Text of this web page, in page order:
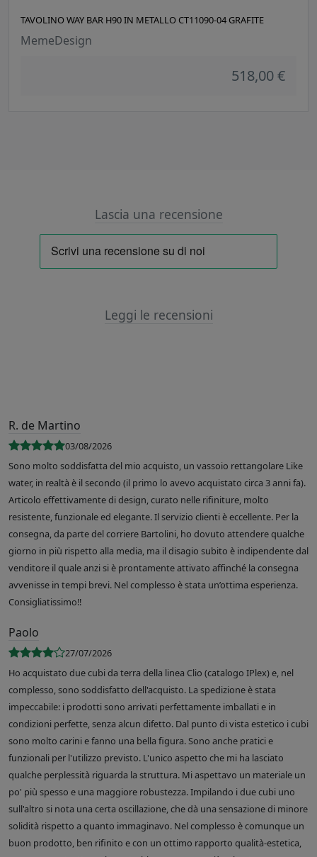
TAVOLINO WAY BAR H90 IN METALLO CT11090-04 GRAFITE
MemeDesign
518,00 €
Lascia una recensione
Leggi le recensioni
R. de Martino
03/08/2026
Sono molto soddisfatta del mio acquisto, un vassoio rettangolare Like
water, in realtà è il secondo (il primo lo avevo acquistato circa 3 anni fa).
Articolo effettivamente di design, curato nelle rifiniture, molto
resistente, funzionale ed elegante. Il servizio clienti è eccellente. Per la
consegna, da parte del corriere Bartolini, ho dovuto attendere qualche
giorno in più rispetto alla media, ma il disagio subito è indipendente dal
venditore il quale anzi si è prontamente attivato affinché la consegna
avvenisse in tempi brevi. Nel complesso è stata un’ottima esperienza.
Consigliatissimo!!
Paolo
27/07/2026
Ho acquistato due cubi da terra della linea Clio (catalogo IPlex) e, nel
complesso, sono soddisfatto dell'acquisto. La spedizione è stata
impeccabile: i prodotti sono arrivati perfettamente imballati e in
condizioni perfette, senza alcun difetto. Dal punto di vista estetico i cubi
sono molto carini e fanno una bella figura. Sono anche pratici e
funzionali per l'utilizzo previsto. L'unico aspetto che mi ha lasciato
qualche perplessità riguarda la struttura. Mi aspettavo un materiale un
po' più spesso e una maggiore robustezza. Impilando i due cubi uno
sull'altro si nota una certa oscillazione, che dà una sensazione di minore
solidità rispetto a quanto immaginavo. Nel complesso è comunque un
buon prodotto, ben rifinito e con un ottimo rapporto qualità-estetica,